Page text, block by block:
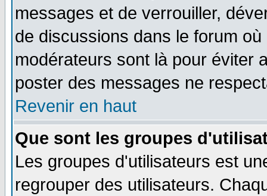
messages et de verrouiller,
de discussions dans le forum
modérateurs sont là pour éviter
poster des messages ne
Revenir en haut
Que sont les groupes
Les groupes d'utilisateurs est
regrouper des utilisateurs.